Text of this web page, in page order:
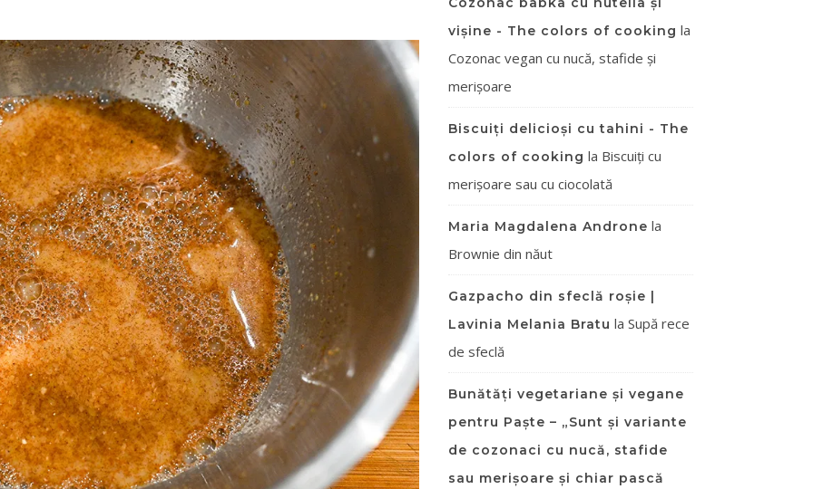
vișine - The colors of cooking la
Cozonac vegan cu nucă, stafide și
merișoare
Biscuiți delicioși cu tahini - The
colors of cooking la Biscuiți cu
merișoare sau cu ciocolată
Maria Magdalena Androne la
Brownie din năut
Gazpacho din sfeclă roșie |
Lavinia Melania Bratu la Supă rece
de sfeclă
Bunătăți vegetariane și vegane
pentru Paște – „Sunt și variante
de cozonaci cu nucă, stafide
sau merișoare și chiar pască